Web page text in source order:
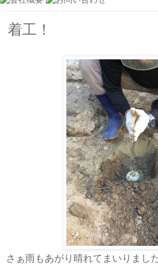
着工！
さぁ雨もあがり晴れてまいりまし